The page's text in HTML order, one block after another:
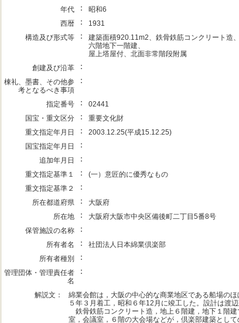
年代
：
昭和6
西暦
：
1931
構造及び形式等
：
建築面積920.11m2、鉄骨鉄筋コンクリート造
六階地下一階建、
屋上塔屋付、北面非常階段附属
創建及び沿革
：
棟礼、墨書、その他参
考となるべき事項
：
指定番号 ：
02441
国宝・重文区分
：
重要文化財
重文指定年月日
：
2003.12.25(平成15.12.25)
国宝指定年月日
：
追加年月日 ：
重文指定基準１ ：
(一）意匠的に優秀なもの
重文指定基準２
：
所在都道府県 ：
大阪府
所在地
：
大阪府大阪市中央区備後町二丁目5番8号
保管施設の名称
：
所有者名 ：
社団法人日本綿業倶楽部
所有者種別
：
管理団体・管理責任者
名
：
解説文：
綿業会館は，大阪の中心的な商業地区である船場の
５年３月着工，昭和６年12月に竣工した。設計は渡
鉄骨鉄筋コンクリート造，地上６階建，地下１階
室，会議室，６階の大会場などが，倶楽部建築として